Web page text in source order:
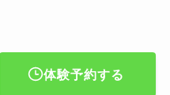
体験予約する